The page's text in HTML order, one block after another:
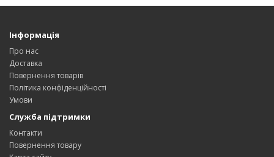
Інформація
Про нас
Доставка
Повернення товарів
Політика конфіденційності
Умови
Служба підтримки
Контакти
Повернення товару